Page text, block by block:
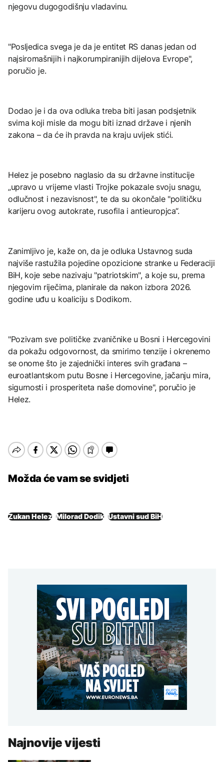
njegovu dugogodišnju vladavinu.
"Posljedica svega je da je entitet RS danas jedan od
najsiromašnijih i najkorumpiranijih dijelova Evrope",
poručio je.
Dodao je i da ova odluka treba biti jasan podsjetnik
svima koji misle da mogu biti iznad države i njenih
zakona – da će ih pravda na kraju uvijek stići.
Helez je posebno naglasio da su državne institucije
„upravo u vrijeme vlasti Trojke pokazale svoju snagu,
odlučnost i nezavisnost", te da su okončale "političku
karijeru ovog autokrate, rusofila i antieuropjca“.
Zanimljivo je, kaže on, da je odluka Ustavnog suda
najviše rastužila pojedine opozicione stranke u Federaciji
BiH, koje sebe nazivaju "patriotskim", a koje su, prema
njegovim riječima, planirale da nakon izbora 2026.
godine uđu u koaliciju s Dodikom.
"Pozivam sve političke zvaničnike u Bosni i Hercegovini
da pokažu odgovornost, da smirimo tenzije i okrenemo
se onome što je zajednički interes svih građana –
euroatlantskom putu Bosne i Hercegovine, jačanju mira,
sigurnosti i prosperiteta naše domovine", poručio je
Helez.
Možda će vam se svidjeti
Zukan Helez Milorad Dodik Ustavni sud BiH
Najnovije vijesti